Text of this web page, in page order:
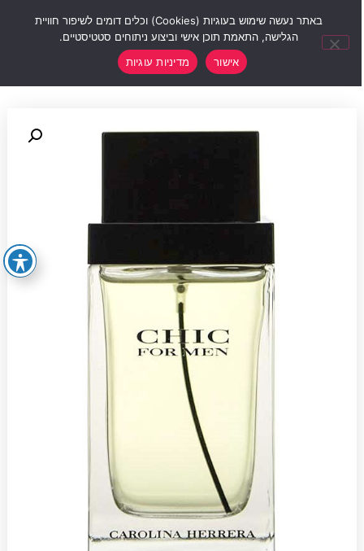
באתר נעשה שימוש בעוגיות (Cookies) וכלים דומים לשיפור חוויית
הגלישה, התאמת תוכן אישי וביצוע ניתוחים סטטיסטיים.
אישור
מדיניות עוגיות